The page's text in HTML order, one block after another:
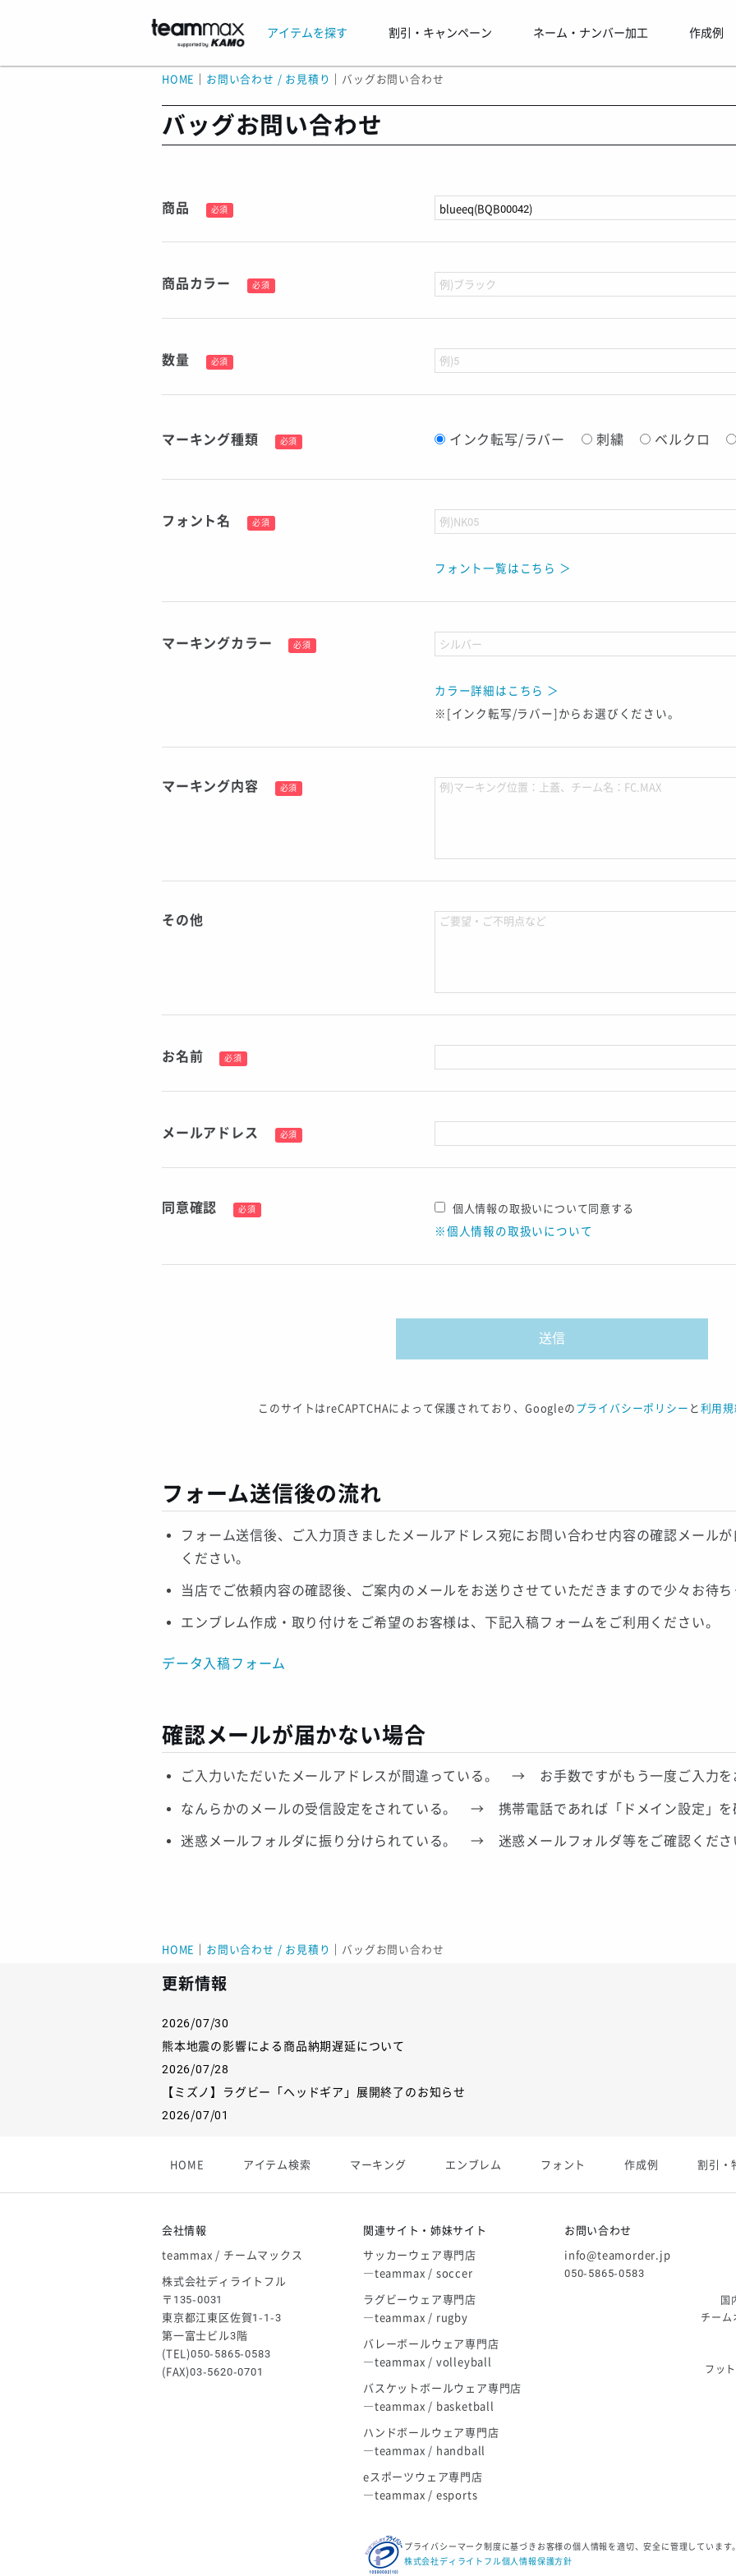
アイテムを探す 割引・キャンペーン ネーム・ナンバー加工 作成例
HOME お問い合わせ / お見積り バッグお問い合わせ
バッグお問い合わせ
商品 必須
商品カラー 必須
数量 必須
マーキング種類 必須 インク転写/ラバー 刺繍 ベルクロ
フォント名 必須
フォント一覧はこちら ＞
マーキングカラー 必須
カラー詳細はこちら ＞
※[インク転写/ラバー]からお選びください。
マーキング内容 必須
その他
お名前 必須
メールアドレス 必須
同意確認 必須 個人情報の取扱いについて同意する
※個人情報の取扱いについて
このサイトはreCAPTCHAによって保護されており、Googleの プライバシーポリシー と 利用規
フォーム送信後の流れ
フォーム送信後、ご入力頂きましたメールアドレス宛にお問い合わせ内容の確認メール
ください。
当店でご依頼内容の確認後、ご案内のメールをお送りさせていただきますので少々お待ち
エンブレム作成・取り付けをご希望のお客様は、下記入稿フォームをご利用ください。
データ入稿フォーム
確認メールが届かない場合
ご入力いただいたメールアドレスが間違っている。 → お手数ですがもう一度ご入力を
なんらかのメールの受信設定をされている。 → 携帯電話であれば「ドメイン設定」を
迷惑メールフォルダに振り分けられている。 → 迷惑メールフォルダ等をご確認くださ
HOME お問い合わせ / お見積り バッグお問い合わせ
更新情報
2026/07/30
熊本地震の影響による商品納期遅延について
2026/07/28
【ミズノ】ラグビー「ヘッドギア」展開終了のお知らせ
2026/07/01
2026/06/09
ゴールデンウィーク休業のお知らせ
HOME アイテム検索 マーキング エンブレム フォント 作成例 割引・
会社情報
teammax / チームマックス
株式会社ディライトフル
〒135-0031
東京都江東区佐賀1-1-3
第一富士ビル3階
(TEL)050-5865-0583
(FAX)03-5620-0701
関連サイト・姉妹サイト
サッカーウェア専門店
―teammax / soccer
ラグビーウェア専門店
―teammax / rugby
バレーボールウェア専門店
―teammax / volleyball
バスケットボールウェア専門店
―teammax / basketball
ハンドボールウェア専門店
―teammax / handball
eスポーツウェア専門店
―teammax / esports
お問い合わせ
info@teamorder.jp
050-5865-0583
国
チー
フッ
プライバシーマーク制度に基づきお客様の個人情報を適切、安全に管理しています。
株式会社ディライトフル個人情報保護方針